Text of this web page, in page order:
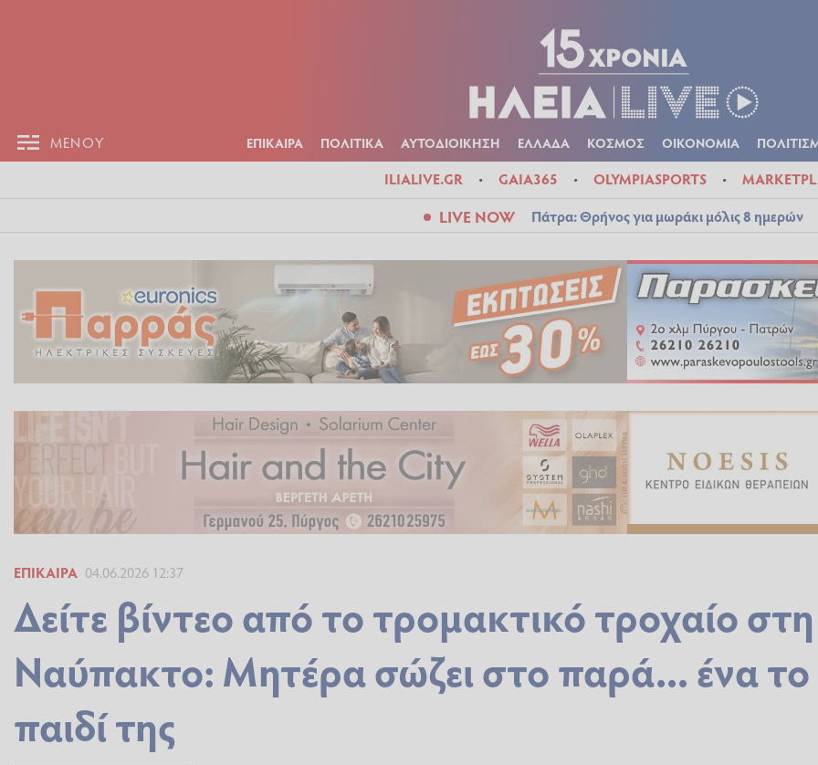
ΜΕΝΟΥ ΕΠΙΚΑΙΡΑ ΠΟΛΙΤΙΚΑ ΑΥΤΟΔΙΟΙΚΗΣΗ ΕΛΛΑΔΑ ΚΟΣΜΟΣ ΟΙΚΟΝΟΜΙΑ
ILIALIVE.GR GAIA365 OLYMPIASPORTS
LIVE NOW Πάτρα: Θρήνος για μωράκι μόλις 8 ημερών
ΕΠΊΚΑΙΡΑ 04.06.2026 12:37
Δείτε βίντεο από το τρομακτικό τροχαίο στη
Ναύπακτο: Μητέρα σώζει στο παρά... ένα το
παιδί της